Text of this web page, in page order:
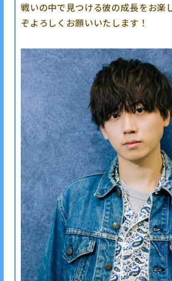
戦いの中で見つける彼の成長をお楽
ぞよろしくお願いいたします！